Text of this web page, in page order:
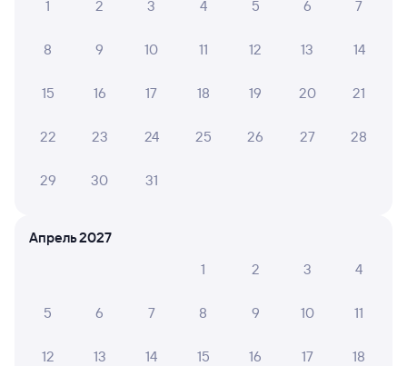
1
2 3 4 5 6 7
8 9 10 11 12 13 14
15 16 17 18 19 20 21
22 23 24 25 26 27 28
29 30 31
Апрель 2027
1
2 3 4
5 6 7 8 9 10 11
12 13 14 15 16 17 18